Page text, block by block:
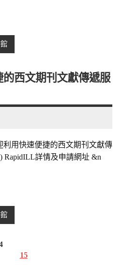
西文期刊文獻傳遞服
利用快速便捷的西文期刊文獻傳
RapidILL詳情及申請網址 &n
15